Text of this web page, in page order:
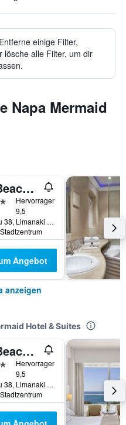
einige Filter,
lösche alle Filter, um dir
Napa Mermaid
Alion Beach Hotel
Hervorragend
9,5
Kryou Nerou 38, Limanaki Beach, Agia Napa, Zypern
Angebot
anzeigen
Hotel & Suites
Alion Beach Hotel
Hervorragend
9,5
Kryou Nerou 38, Limanaki Beach, Agia Napa, Zypern